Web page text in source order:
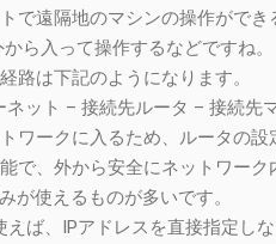
で遠隔地のマシンの操作ができ
ら入って操作するなどですね。
路は下記のようになります。
ネット – 接続先ルータ – 接続先
ワークに入るため、ルータの設
で、外から安全にネットワーク
が使えるものが多いです。
えば、IPアドレスを直接指定し